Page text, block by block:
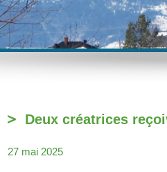
Deux créatrices
27 mai 2025